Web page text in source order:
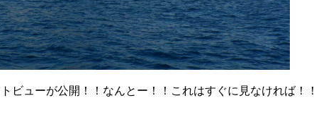
ビューが公開！！なんとー！！これはすぐに見なければ！！